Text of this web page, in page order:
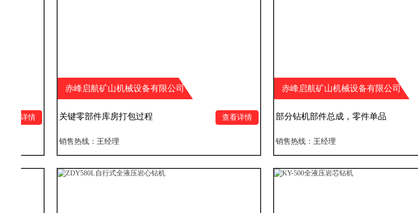
赤峰启航矿山机械设备有限公司
关键零部件库房打包过程
销售热线：王经理
赤峰启航矿山机械设备有限公司
部分钻机部件总成，零件单品
销售热线：王经理